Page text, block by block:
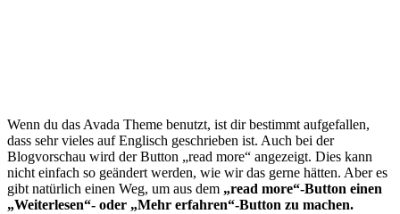
Wenn du das Avada Theme benutzt, ist dir bestimmt aufgefallen,
dass sehr vieles auf Englisch geschrieben ist. Auch bei der
Blogvorschau wird der Button „read more“ angezeigt. Dies kann
nicht einfach so geändert werden, wie wir das gerne hätten. Aber es
gibt natürlich einen Weg, um aus dem „read more“-Button einen
„Weiterlesen“- oder „Mehr erfahren“-Button zu machen.